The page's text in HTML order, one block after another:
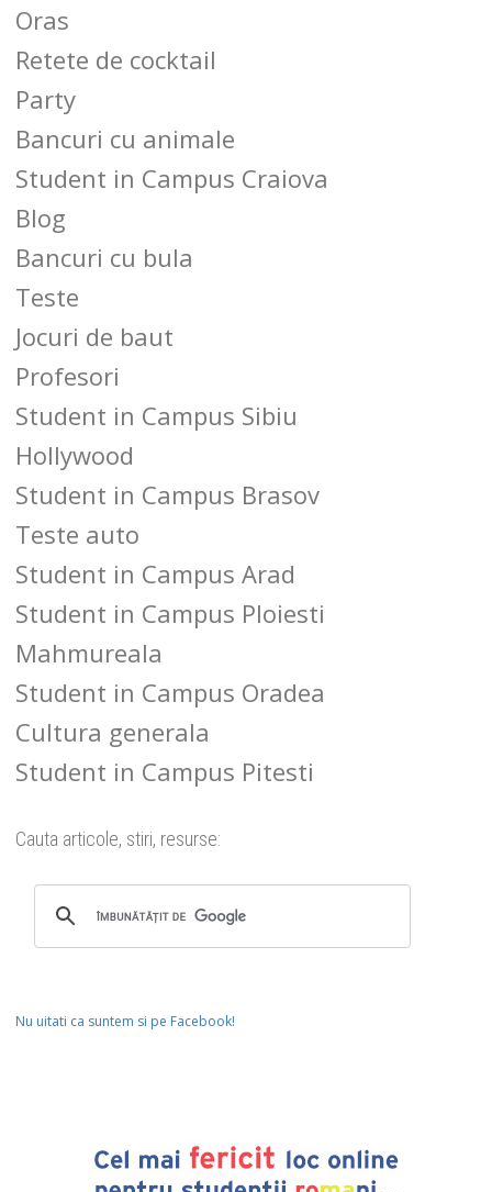
Oras
Retete de cocktail
Party
Bancuri cu animale
Student in Campus Craiova
Blog
Bancuri cu bula
Teste
Jocuri de baut
Profesori
Student in Campus Sibiu
Hollywood
Student in Campus Brasov
Teste auto
Student in Campus Arad
Student in Campus Ploiesti
Mahmureala
Student in Campus Oradea
Cultura generala
Student in Campus Pitesti
Cauta articole, stiri, resurse:
Nu uitati ca suntem si pe Facebook!